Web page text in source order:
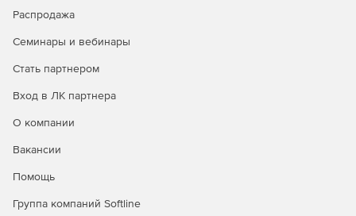
Интеграция с DLP и SIEM.
Специальные службы (встроены в
продукт и входят в его стоимость):
Почтовый сервер.
IP-телефония.
Распродажа
Семинары и вебинары
Стать партнером
Вход в ЛК партнера
О компании
Вакансии
Помощь
Группа компаний Softline